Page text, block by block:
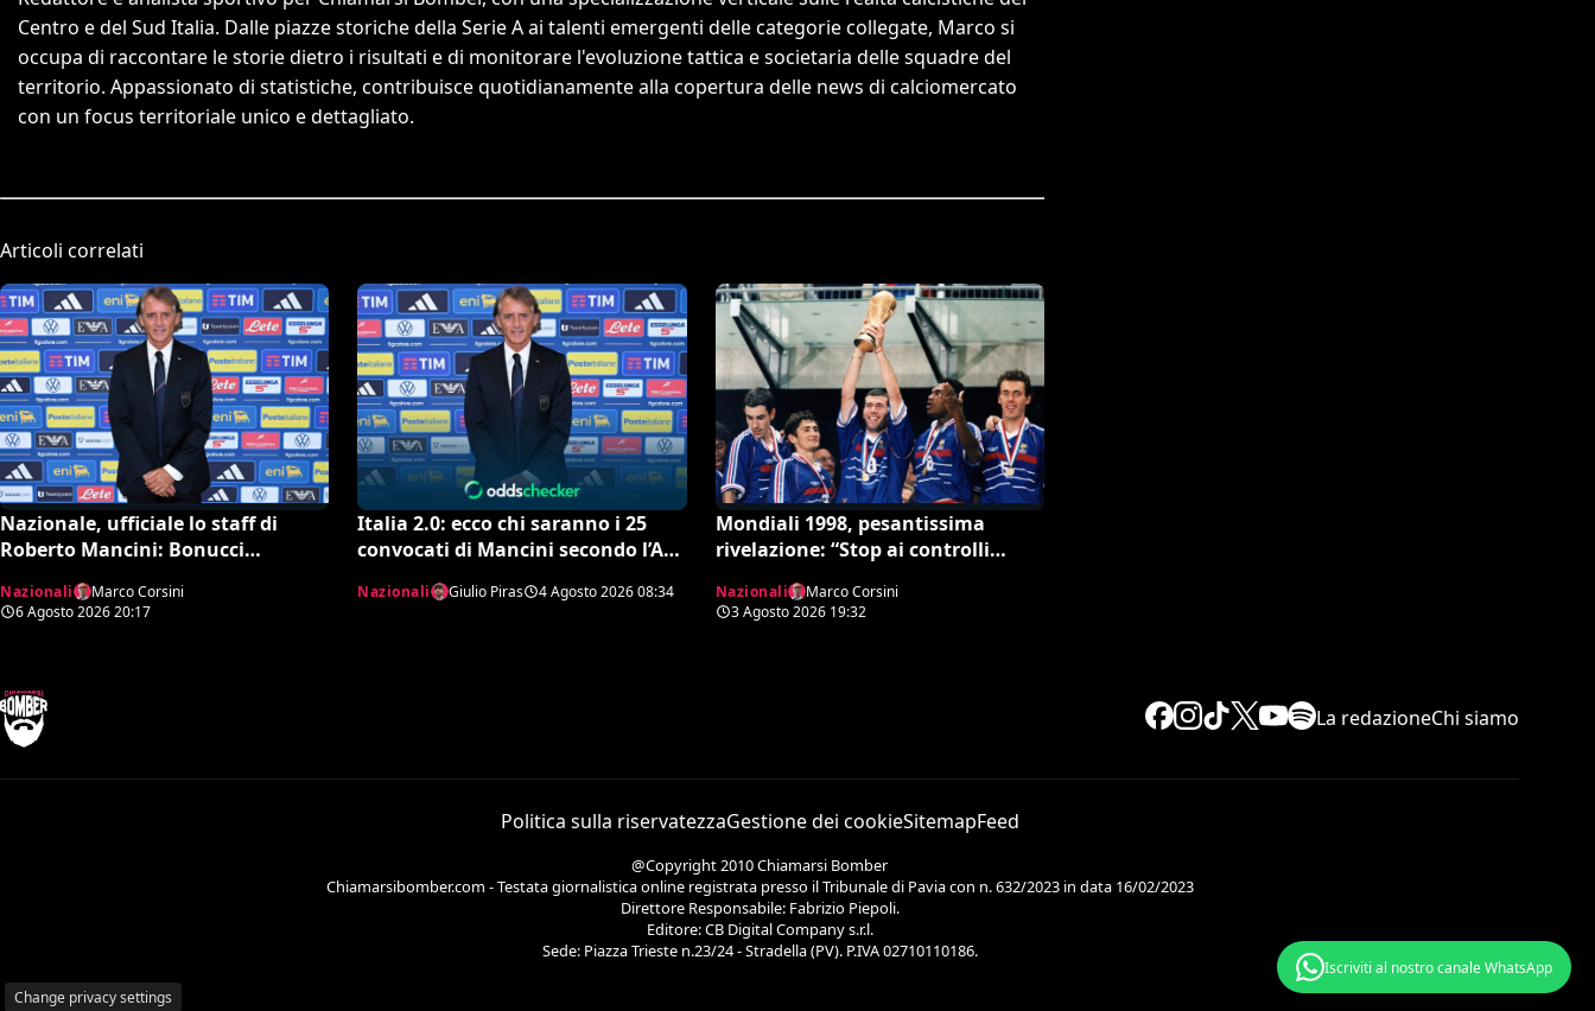
Centro e del Sud Italia. Dalle piazze storiche della Serie A ai talenti emergenti delle categorie collegate, Marco si
occupa di raccontare le storie dietro i risultati e di monitorare l'evoluzione tattica e societaria delle squadre del
territorio. Appassionato di statistiche, contribuisce quotidianamente alla copertura delle news di calciomercato
con un focus territoriale unico e dettagliato.
Articoli correlati
Nazionale, ufficiale lo staff di
Roberto Mancini: Bonucci
Nazionali
Marco Corsini
6 Agosto 202620:17
Italia 2.0: ecco chi saranno i 25
convocati di Mancini secondo l’AI
Nazionali Giulio Piras 4 Agosto 202608:34
Mondiali 1998, pesantissima
rivelazione: “Stop ai controlli
Francia”
Nazionali
Marco Corsini
3 Agosto 2026 19:32
Iscriviti al nostro canale WhatsApp
La redazioneChi siamo
Politica sulla riservatezzaGestione dei cookieSitemapFeed
@Copyright 2010 Chiamarsi Bomber
Chiamarsibomber.com - Testata giornalistica online registrata presso il Tribunale di Pavia con n. 632/2023 in data 16/02/2023
Direttore Responsabile: Fabrizio Piepoli.
Editore: CB Digital Company s.r.l.
Sede: Piazza Trieste n.23/24 - Stradella (PV). P.IVA 02710110186.
Change privacy settings